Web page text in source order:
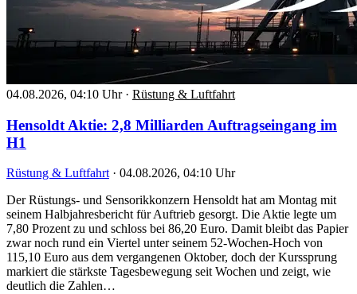
04.08.2026, 04:10 Uhr · Rüstung & Luftfahrt
Hensoldt Aktie: 2,8 Milliarden Auftragseingang im
H1
Rüstung & Luftfahrt · 04.08.2026, 04:10 Uhr
Der Rüstungs- und Sensorikkonzern Hensoldt hat am Montag mit
seinem Halbjahresbericht für Auftrieb gesorgt. Die Aktie legte um
7,80 Prozent zu und schloss bei 86,20 Euro. Damit bleibt das Papier
zwar noch rund ein Viertel unter seinem 52-Wochen-Hoch von
115,10 Euro aus dem vergangenen Oktober, doch der Kurssprung
markiert die stärkste Tagesbewegung seit Wochen und zeigt, wie
deutlich die Zahlen…